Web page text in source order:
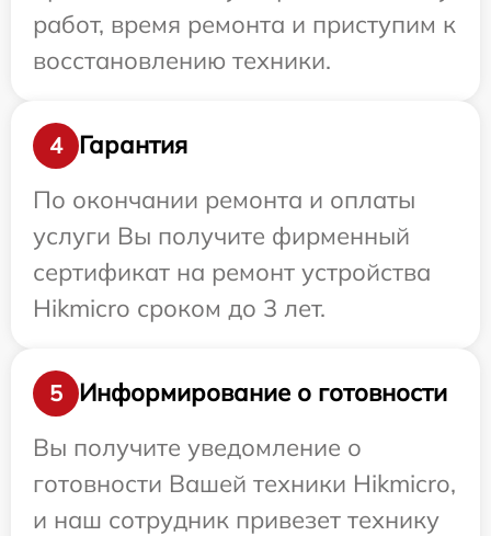
работ, время ремонта и приступим к
восстановлению техники.
4
Гарантия
По окончании ремонта и оплаты
услуги Вы получите фирменный
сертификат на ремонт устройства
Hikmicro сроком до 3 лет.
5
Информирование о готовности
Вы получите уведомление о
готовности Вашей техники Hikmicro,
и наш сотрудник привезет технику